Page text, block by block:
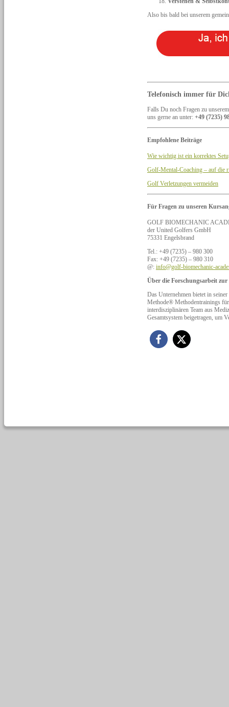
Also bis bald bei unserem
Telefonisch immer für
Falls Du noch Fragen zu
uns gerne an unter: +49 (7235)
Empfohlene Beiträge
Wie wichtig ist ein korrektes
Golf-Mental-Coaching – auf die
Golf Verletzungen vermeiden
Für Fragen zu unseren
GOLF BIOMECHANIC
der United Golfers GmbH
75331 Engelsbrand
Tel.: +49 (7235) – 980 300
Fax: +49 (7235) – 980 310
@: info@golf-biomechanic-
Über die Forschungsarbeit
Das Unternehmen bietet in
Methode® Methodentrainings für
interdisziplinären Team aus
Gesamtsystem beigetragen, um